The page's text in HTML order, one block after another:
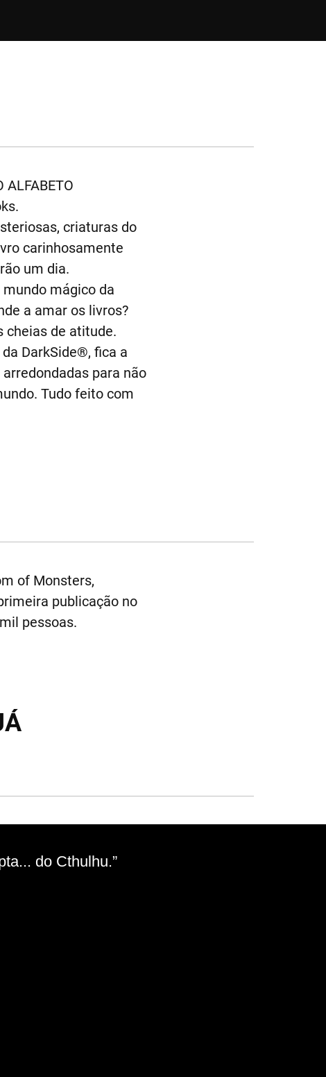
criaturas do
carinhosamente
um dia.
mágico da
a amar os livros?
cheias de atitude.
DarkSide®, fica a
para não
Tudo feito com
of Monsters,
publicação no
pessoas.
do Cthulhu.”